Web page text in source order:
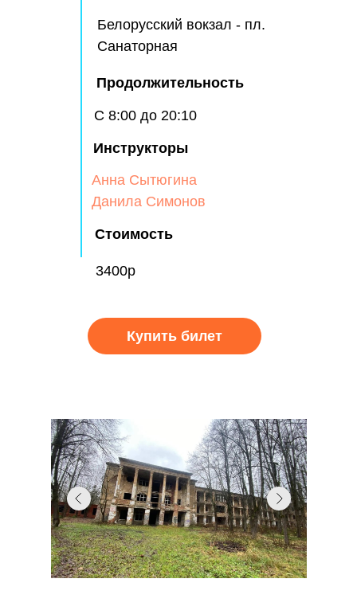
Продолжительность
Стоимость
3400р
С 8:00 до 20:10
Белорусский вокзал - пл.
Санаторная
Купить билет
Инструкторы
Анна Сытюгина
Данила Симонов